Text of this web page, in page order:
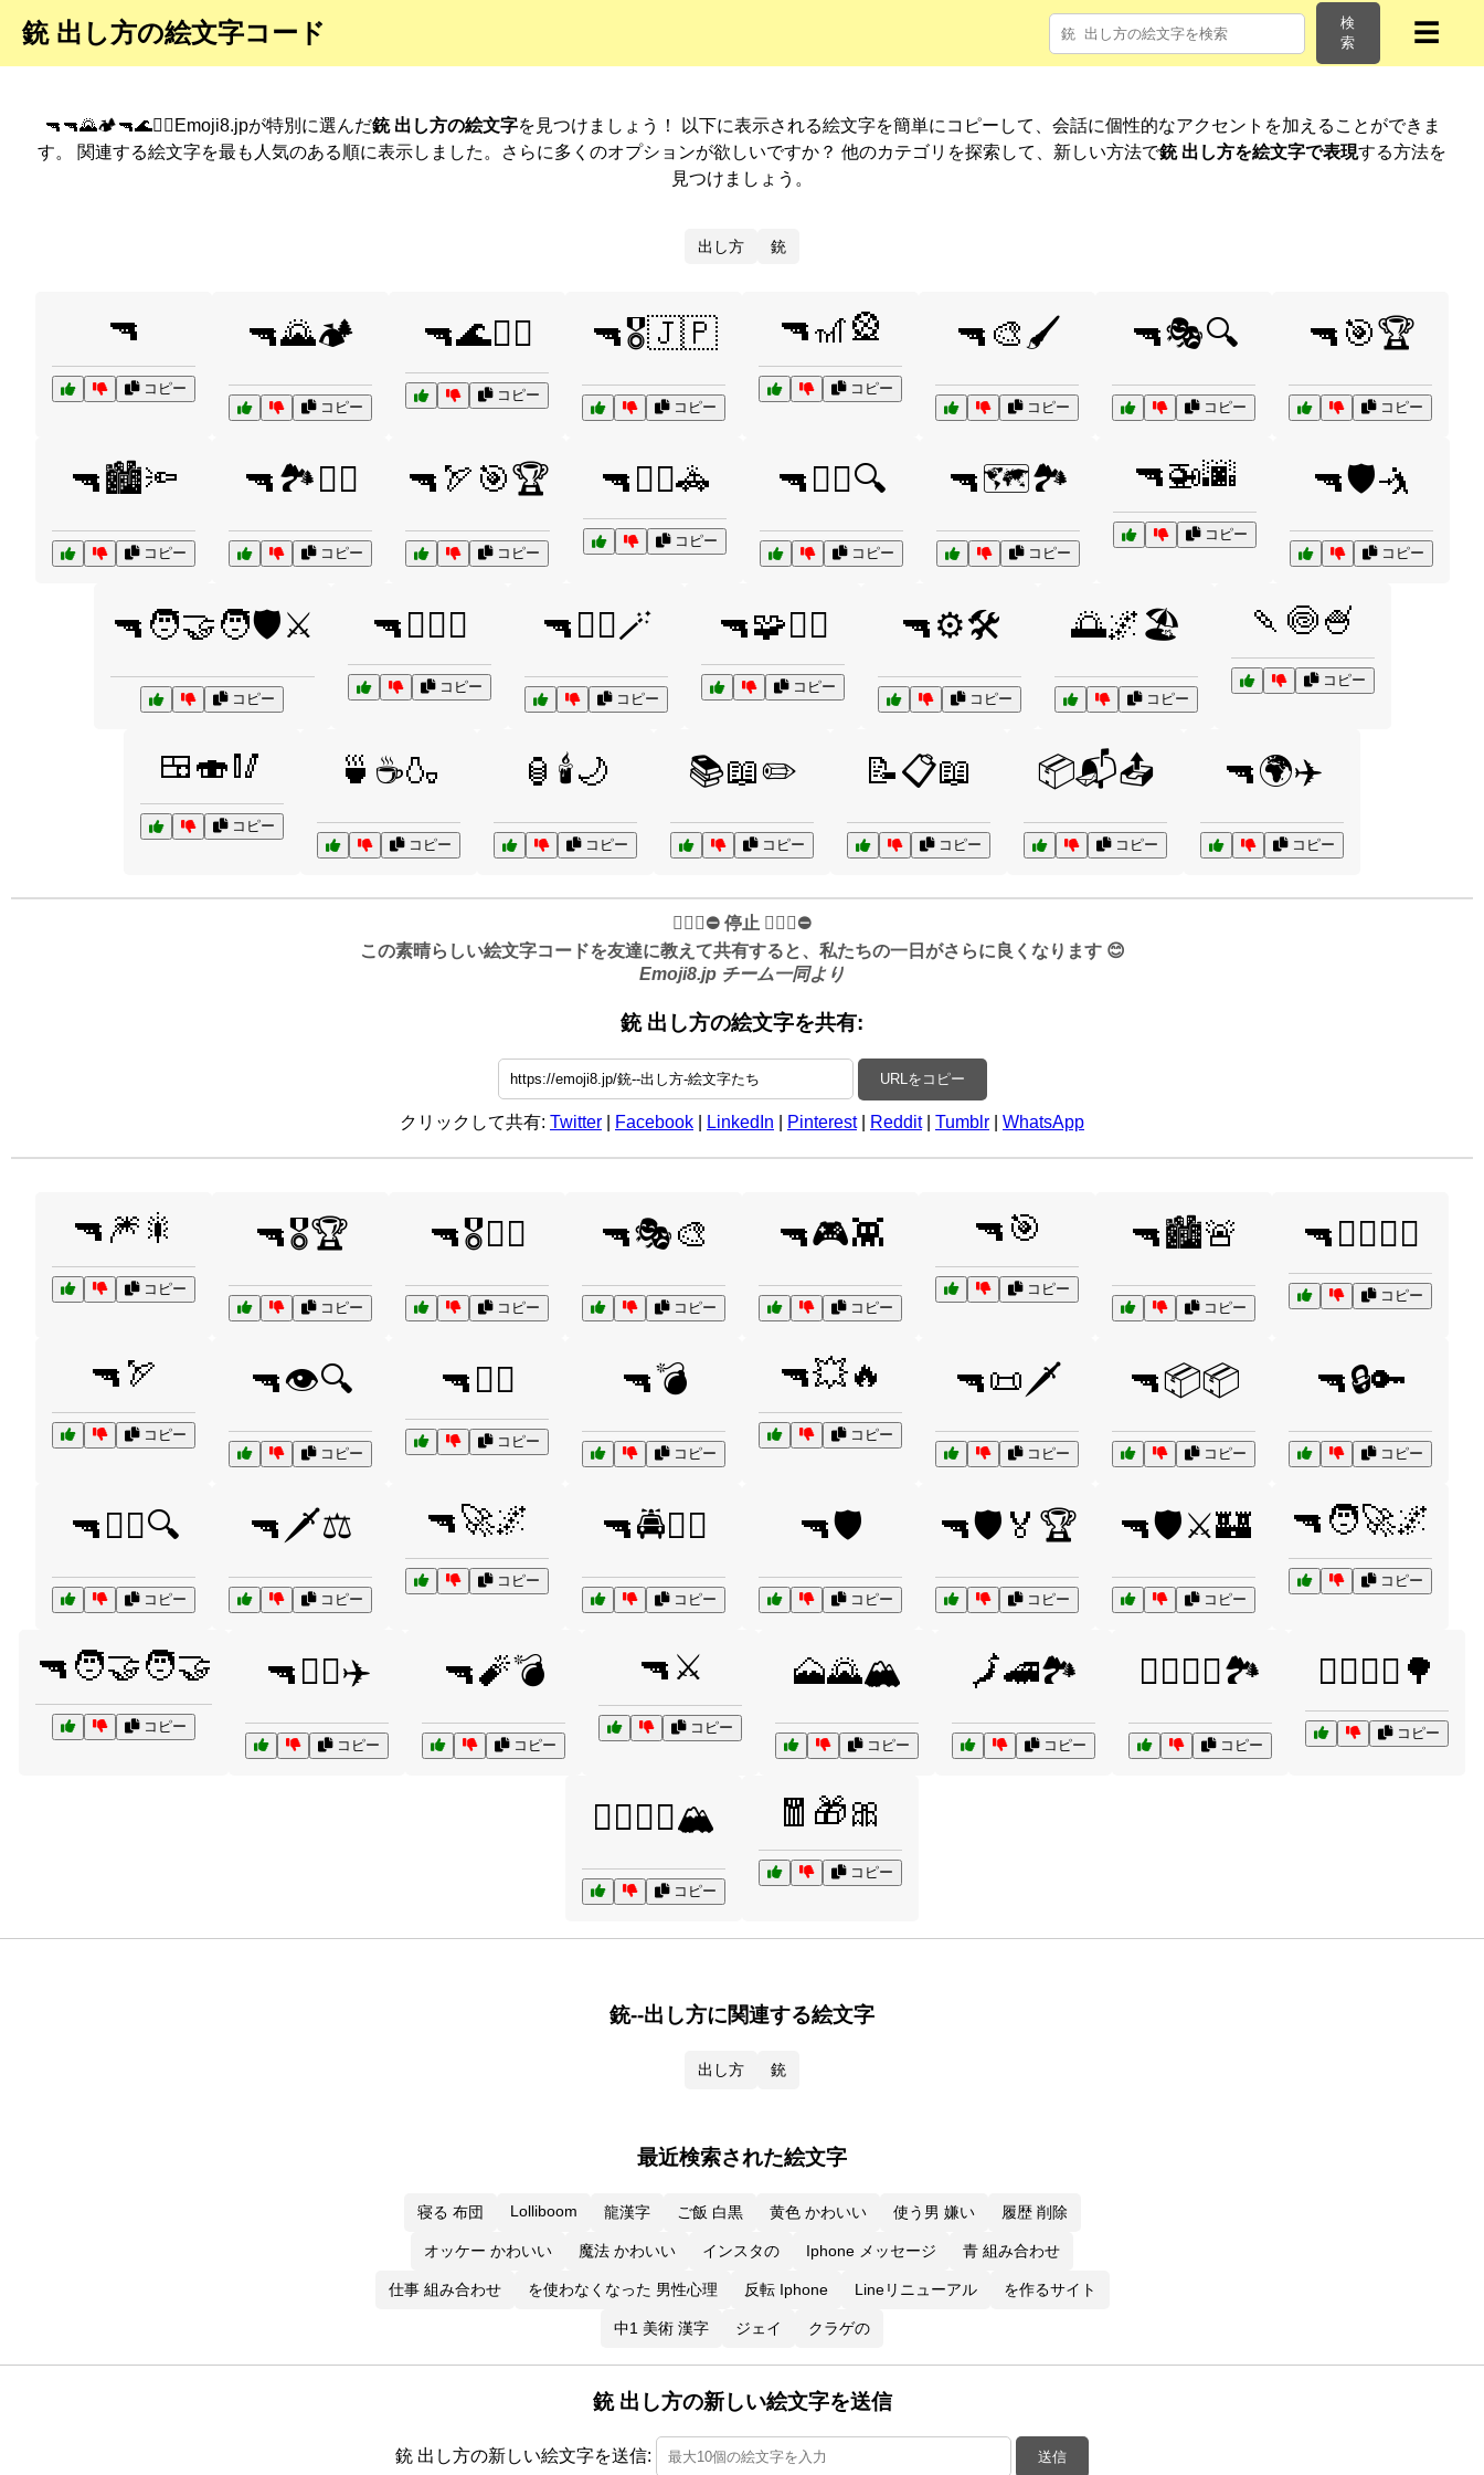
銃 出し方の絵文字コード
検
索
☰
🔫🔫🌄🏕️🔫🌊🏄‍♂️Emoji8.jpが特別に選んだ銃 出し方の絵文字を見つけましょう！ 以下に表示される絵文字を簡単にコピーして、会話に個性的なアクセントを加えることができま
す。 関連する絵文字を最も人気のある順に表示しました。さらに多くのオプションが欲しいですか？ 他のカテゴリを探索して、新しい方法で銃 出し方を絵文字で表現する方法を
見つけましょう。
出し方 銃
🔫
コピー
🔫🌄🏕️
コピー
🔫🌊🏄‍♂️
コピー
🔫🎖️🇯🇵
コピー
🔫🎢🎡
コピー
🔫🎨🖌️
コピー
🔫🎭🔍
コピー
🔫🎯🏆
コピー
🔫🏙️🔦
コピー
🔫🏞️🚶‍♂️
コピー
🔫🏹🎯🏆
コピー
🔫👮‍♂️🚓
コピー
🔫🕵️‍♀️🔍
コピー
🔫🗺️🏞️
コピー
🔫🚁🌆
コピー
🔫🛡️🤺
コピー
🔫🧑‍🤝‍🧑🛡️⚔️
コピー
🔫🧗‍♂️⛰️
コピー
🔫🧙‍♂️🪄
コピー
🔫🧩🕵️‍♂️
コピー
🔫⚙️🛠️
コピー
🌅🌌🏖️
コピー
🍡🍥🍧
コピー
🍱🍣🥢
コピー
🍵☕🍶
コピー
🏮🕯️🌙
コピー
📚📖✏️
コピー
📝📋📖
コピー
📦📬📤
コピー
🔫🌍✈️
コピー
✋🏻🛑⛔️ 停止 ✋🏻🛑⛔️
この素晴らしい絵文字コードを友達に教えて共有すると、私たちの一日がさらに良くなります 😊
Emoji8.jp チーム一同より
銃 出し方の絵文字を共有:
URLをコピー
クリックして共有: Twitter Facebook LinkedIn Pinterest| Reddit| Tumblr WhatsApp
🔫🎆🎇
コピー
🔫🎖️🏆
コピー
🔫🎖️👨‍✈️
コピー
🔫🎭🎨
コピー
🔫🎮👾
コピー
🔫🎯
コピー
🔫🏙️🚨
コピー
🔫🏴‍☠️🏴‍☠️
コピー
🔫🏹
コピー
🔫👁️🔍
コピー
🔫👮‍♂️
コピー
🔫💣
コピー
🔫💥🔥
コピー
🔫📜🗡️
コピー
🔫📦📦
コピー
🔫🔒🔑
コピー
🔫🕵️‍♂️🔍
コピー
🔫🗡️⚖️
コピー
🔫🚀🌌
コピー
🔫🚔👮‍♂️
コピー
🔫🛡️
コピー
🔫🛡️🏅🏆
コピー
🔫🛡️⚔️🏰
コピー
🔫🧑‍🚀🌌
コピー
🔫🧑‍🤝‍🧑🤝
コピー
🔫🧑‍✈️✈️
コピー
🔫🧨💣
コピー
🔫⚔️
コピー
🗻🌄🏔️
コピー
🗾🚄🏞️
コピー
🚴‍♂️🚴‍♀️🏞️
コピー
🚶‍♂️🚶‍♀️🌳
コピー
🧗‍♂️🧗‍♀️🏔️
コピー
🧧🎁🎀
コピー
銃--出し方に関連する絵文字
出し方 銃
最近検索された絵文字
寝る 布団 Lolliboom 龍漢字 ご飯 白黒 黄色 かわいい 使う男 嫌い 履歴 削除
オッケー かわいい 魔法 かわいい インスタの Iphone メッセージ 青 組み合わせ
仕事 組み合わせ を使わなくなった 男性心理 反転 Iphone Lineリニューアル を作るサイト
中1 美術 漢字 ジェイ クラゲの
銃 出し方の新しい絵文字を送信
銃 出し方の新しい絵文字を送信: 送信